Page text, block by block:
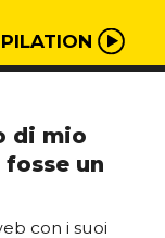
di mio
un
con i suoi